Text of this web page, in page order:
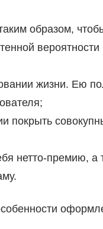
образом,
жизни. Ею
покрыть
нетто-премию,